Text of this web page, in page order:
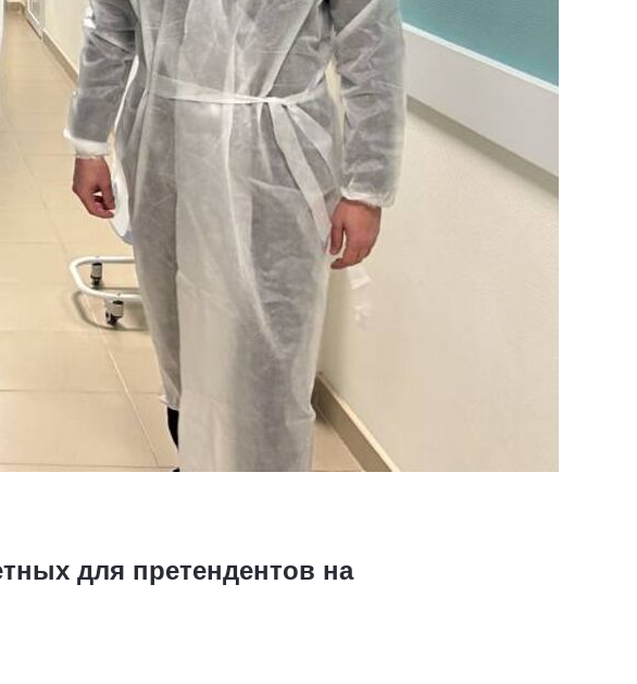
для претендентов на